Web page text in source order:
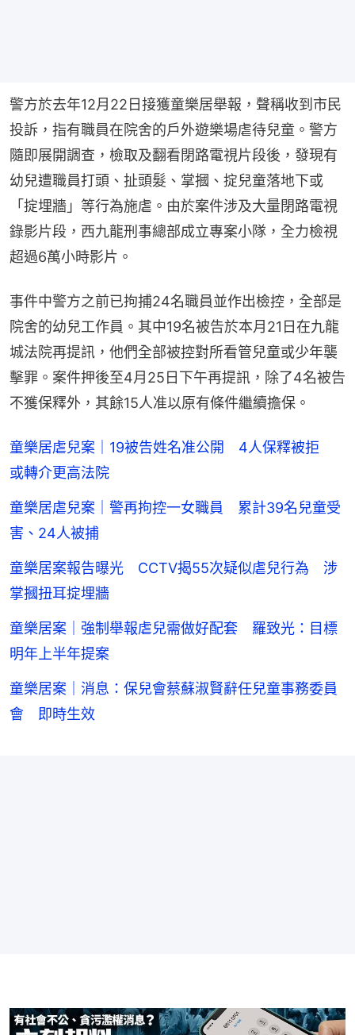
警方於去年12月22日接獲童樂居舉報，聲稱收到市民
投訴，指有職員在院舍的戶外遊樂場虐待兒童。警方
隨即展開調查，檢取及翻看閉路電視片段後，發現有
幼兒遭職員打頭、扯頭髮、掌摑、掟兒童落地下或
「掟埋牆」等行為施虐。由於案件涉及大量閉路電視
錄影片段，西九龍刑事總部成立專案小隊，全力檢視
超過6萬小時影片。
事件中警方之前已拘捕24名職員並作出檢控，全部是
院舍的幼兒工作員。其中19名被告於本月21日在九龍
城法院再提訊，他們全部被控對所看管兒童或少年襲
擊罪。案件押後至4月25日下午再提訊，除了4名被告
不獲保釋外，其餘15人准以原有條件繼續擔保。
童樂居虐兒案｜19被告姓名准公開 4人保釋被拒
或轉介更高法院
童樂居虐兒案｜警再拘控一女職員 累計39名兒童受
害、24人被捕
童樂居案報告曝光 CCTV揭55次疑似虐兒行為 涉
掌摑扭耳掟埋牆
童樂居案｜強制舉報虐兒需做好配套 羅致光：目標
明年上半年提案
童樂居案｜消息：保兒會蔡蘇淑賢辭任兒童事務委員
會 即時生效